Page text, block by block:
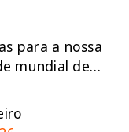
para a nossa
mundial de…